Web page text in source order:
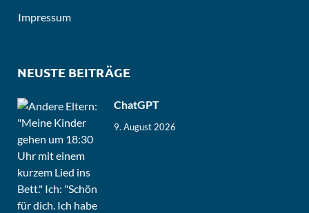
Impressum
NEUSTE BEITRÄGE
ChatGPT
9. August 2026